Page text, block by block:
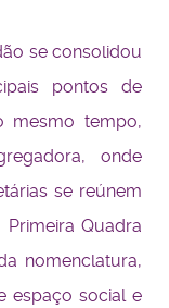
se consolidou
pontos de
mesmo tempo,
onde
se reúnem
Quadra
nomenclatura,
espaço social e